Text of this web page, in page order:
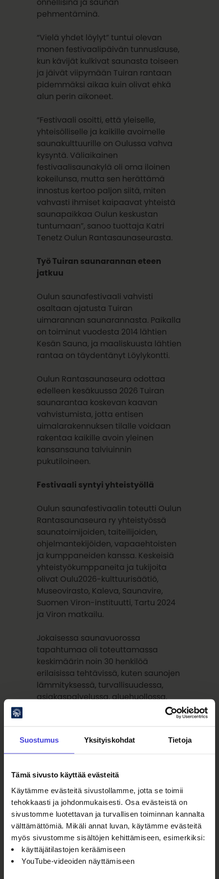
Suostumus Yksityiskohdat Tietoja
Tämä sivusto käyttää evästeitä
Käytämme evästeitä sivustollamme, jotta se toimii
tehokkaasti ja johdonmukaisesti. Osa evästeistä on
sivustomme luotettavan ja turvallisen toiminnan kannalta
välttämättömiä. Mikäli annat luvan, käytämme evästeitä
myös sivustomme sisältöjen kehittämiseen, esimerkiksi:
käyttäjätilastojen keräämiseen
YouTube-videoiden näyttämiseen
onnellisina ja saunan
pehmentäminä.
“Vielä yhdet löylyt” tuntui olevan
monen festivaalipäivän tunnuslause,
kun kävijät kulkivat saunasta toiseen
ja jäivät viipymään Tuiran rantaan
pidemmäksi aikaa kuin olivat ehkä
alun perin aikoneet.
“Festivaali osoitti, että yleiselle,
yhteisölliselle ja kaikille avoimelle
saunakulttuurille on Oulussa vahva
kysyntä. Väliaikainen
festivaalisaunakylä oli oma iloinen
kokeilunsa, mutta sen herättämä
innostus kertoo paljon siitä, miten
vahvasti ihmiset kaipaavat yhteistä
saunapaikkaa Oulun keskustan
tuntumaan”, sanoo tuottaja Katri
Tenetz Oulun Rantasaunaseurasta.
Työ Tuiran saunarannan eteen
jatkuu
Oulun saunafestivaali vahvisti
osaltaan ajatusta Tuiran
uimarannan saunarannasta. Paikalla
on toiminut vuodesta 2014 lähtien
Kesän Sauna, ja maaliskuusta lähtien
rantaa on täydentänyt Löylykontti.
Oulun Rantasaunaseura odottaa
edelleen kesäkuussa 2026 Tuiran
saunarantaa koskevan kaavan
vahvistumista, jotta entisen
uimalarakennuksen tilalle voidaan
rakentaa kaikille avoin yleinen
kansansauna talviuinnin
pukutiloineen.
Festivaali syntyi yhteistyöllä
Oulun saunafestivaalin toteutti Oulun
Rantasaunaseura ry yhteistyössä
saunatoimijoiden, taiteilijoiden,
ohjelmantekijöiden, vapaaehtoisten
ja kumppaneiden kanssa. Keskeisiä
yhteistyökumppaneita ja tukijoita
olivat Oulu2026-kulttuurisäätiö,
Museovirasto, Kaleva, Saunavire,
Suomen Viron-instituutti, Tartu 2024
ja Viron matkailu.
Jokaisessa saunavuorossa
tapahtumaa oli toteuttamassa
keskimäärin noin 30 henkilöä
erilaisissa tehtävissä, kuten saunojen
lämmityksessä, turvallisuudessa,
asiakaspalvelussa, aluehuollossa,
Oulu2026-saunahankkeen
tuotantovaihe päättyi
Oulun saunafestivaali päätti Oulun
Rantasaunaseuran Oulu2026-
saunahankkeen tuotantovaiheen.
Hankkeen aikana on rakennettu
yleisölle avointa saunakulttuuria,
koottu yhteen saunatoimijoita,
taiteilijoita ja kansainvälisiä